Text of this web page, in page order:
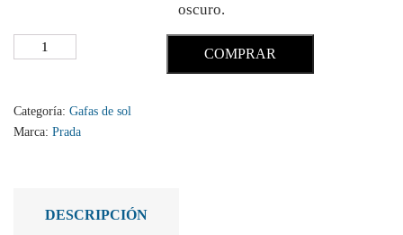
oscuro.
COMPRAR
Categoría: Gafas de sol
Marca: Prada
DESCRIPCIÓN